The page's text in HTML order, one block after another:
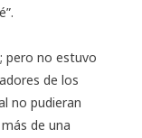
pero no estuvo
de los
no pudieran
de una